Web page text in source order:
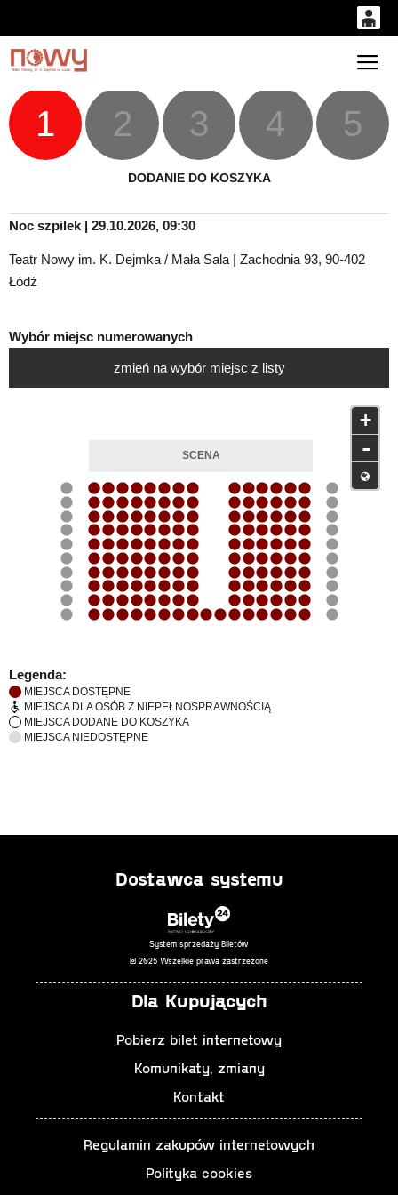
0,00
PLN
14
1 2 3 4 5
DODANIE DO KOSZYKA
Noc szpilek | 29.10.2026, 09:30
Teatr Nowy im. K. Dejmka / Mała Sala | Zachodnia 93, 90-402
Łódź
Wybór miejsc numerowanych
zmień na wybór miejsc z listy
+
-
Legenda:
MIEJSCA DOSTĘPNE
MIEJSCA DLA OSÓB Z NIEPEŁNOSPRAWNOŚCIĄ
MIEJSCA DODANE DO KOSZYKA
MIEJSCA NIEDOSTĘPNE
Dostawca systemu
System sprzedaży Biletów
© 2025 Wszelkie prawa zastrzeżone
Dla Kupujących
Pobierz bilet internetowy
Komunikaty, zmiany
Kontakt
Regulamin zakupów internetowych
Polityka cookies